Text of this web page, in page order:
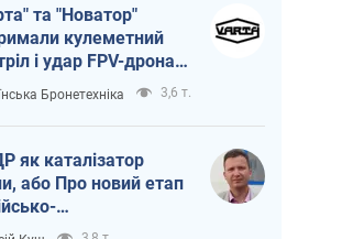
та "Новатор"
кулеметний
і удар FPV-дрона,
життя
ЗСУ
Бронетехніка 3,6 т.
як каталізатор
або Про новий етап